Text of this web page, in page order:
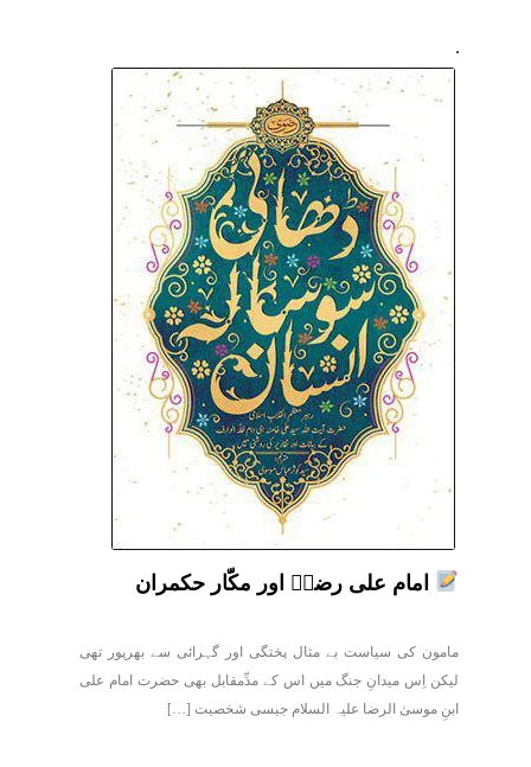
امام علی رضاؑ اور مکّار حکمران
مامون کی سیاست بے مثال پختگی اور گہرائی سے بھرپور تھی
لیکن اِس میدانِ جنگ میں اس کے مدِّمقابل بھی حضرت امام علی
ابنِ موسیٰ الرضا علیہ السلام جیسی شخصیت […]